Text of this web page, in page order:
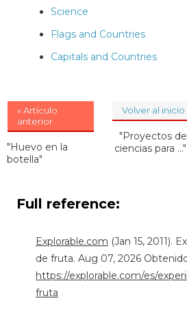
Science
Flags and Countries
Capitals and Countries
« Artículo
anterior
"Huevo en la
botella"
Volver al inicio
"Proyectos de
ciencias para ..."
Full reference:
Explorable.com (Jan 15, 2011).
de fruta. Aug 07, 2026
https://explorable.com/es/
fruta